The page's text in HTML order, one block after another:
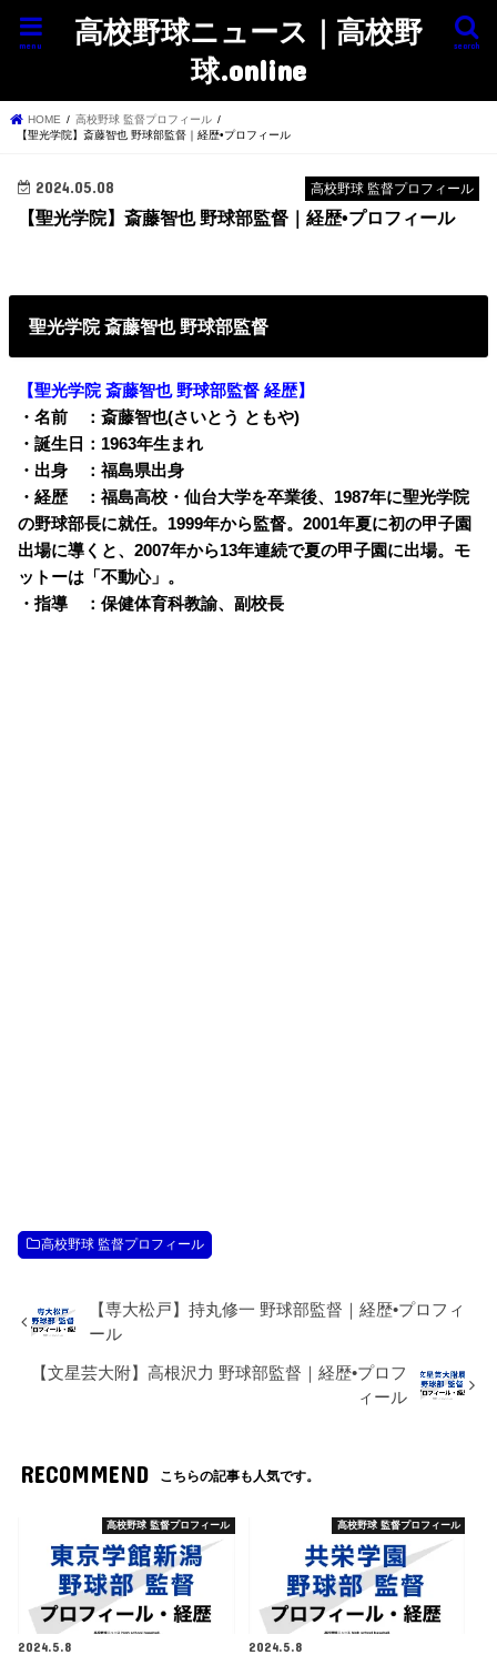
高校野球ニュース｜高校野
球.online
search
menu
HOME
高校野球 監督プロフィール
【聖光学院】斎藤智也 野球部監督｜経歴•プロフィール
高校野球 監督プロフィール
2024.05.08
【聖光学院】斎藤智也 野球部監督｜経歴•プロフィール
聖光学院 斎藤智也 野球部監督
【聖光学院 斎藤智也 野球部監督 経歴】
・名前 ：斎藤智也(さいとう ともや)
・誕生日：1963年生まれ
・出身 ：福島県出身
・経歴 ：福島高校・仙台大学を卒業後、1987年に聖光学院
の野球部長に就任。1999年から監督。2001年夏に初の甲子園
出場に導くと、2007年から13年連続で夏の甲子園に出場。モ
ットーは「不動心」。
・指導 ：保健体育科教諭、副校長
高校野球 監督プロフィール
【専大松戸】持丸修一 野球部監督｜経歴•プロフィ
ール
【文星芸大附】高根沢力 野球部監督｜経歴•プロフ
ィール
RECOMMEND こちらの記事も人気です。
高校野球 監督プロフィール
2024.5.8
高校野球 監督プロフィール
2024.5.8